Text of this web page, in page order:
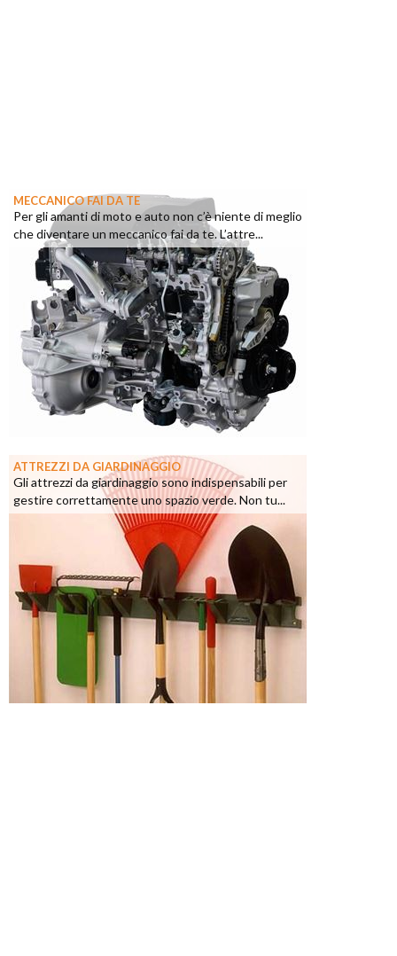
MECCANICO FAI DA TE
Per gli amanti di moto e auto non c’è niente di meglio
che diventare un meccanico fai da te. L’attre...
ATTREZZI DA GIARDINAGGIO
Gli attrezzi da giardinaggio sono indispensabili per
gestire correttamente uno spazio verde. Non tu...